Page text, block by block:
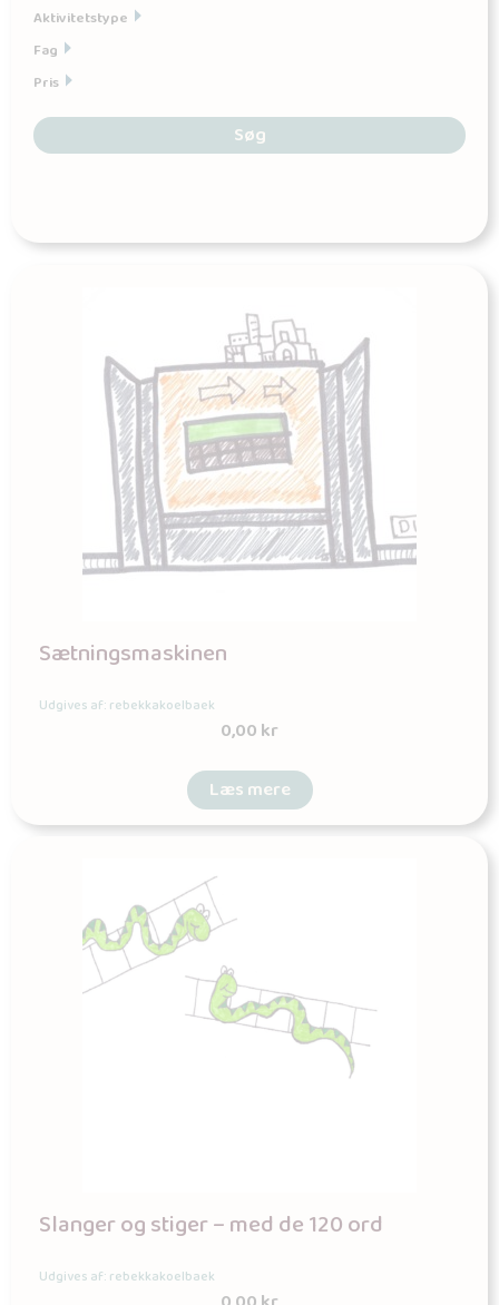
Aktivitetstype
Fag
Pris
Søg
Sætningsmaskinen
Udgives af: rebekkakoelbaek
0,00kr
Læs mere
Slanger og stiger – med de 120 ord
Udgives af: rebekkakoelbaek